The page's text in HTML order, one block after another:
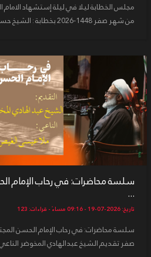
مجلس الخطابة ليلا في ليلة إستشهاد
من شهر صفر 1448-2026 بخطابة : الشيخ حسين عيد ...
سلسة محاضرات: في رحاب الإمام
...
تاريخ: 2026-07-19 - 09:16 مساءً - قراءات: 123
سلسة محاضرات: في رحاب الإمام الحسن
صفر تقديم الشيخ عبدالهادي المخوضر